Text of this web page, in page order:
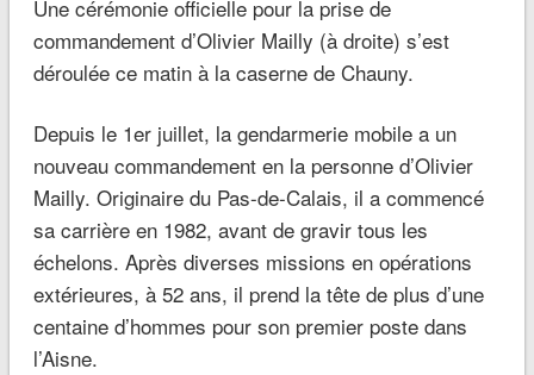
Une cérémonie officielle pour la prise de
commandement d’Olivier Mailly (à droite) s’est
déroulée ce matin à la caserne de Chauny.
Depuis le 1er juillet, la gendarmerie mobile a un
nouveau commandement en la personne d’Olivier
Mailly. Originaire du Pas-de-Calais, il a commencé
sa carrière en 1982, avant de gravir tous les
échelons. Après diverses missions en opérations
extérieures, à 52 ans, il prend la tête de plus d’une
centaine d’hommes pour son premier poste dans
l’Aisne.